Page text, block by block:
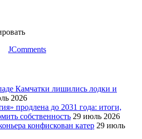
JComments
Камчатки лишились лодки и
2026
продлена до 2031 года: итоги,
собственность 29 июль 2026
конфискован катер 29 июль